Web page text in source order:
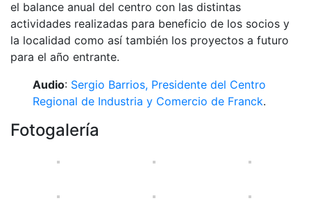
el balance anual del centro con las distintas
actividades realizadas para beneficio de los socios y
la localidad como así también los proyectos a futuro
para el año entrante.
Audio: Sergio Barrios, Presidente del Centro
Regional de Industria y Comercio de Franck.
Fotogalería